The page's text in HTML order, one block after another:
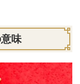
味